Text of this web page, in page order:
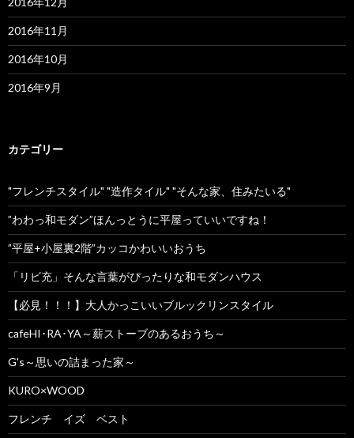
2016年11月
2016年10月
2016年9月
カテゴリー
"フレンチスタイル" "造作タイル" "そんな家、住みたいる"
”わわっ和モダン”ほんっとうに平屋っていいですね！
”平屋+小屋裏2階”カッコかわいいおうち
「リビ充」そんな言葉がぴったりな和モダンハウス
【必見！！！】大人かっこいいブルックリンスタイル
cafeHI･RA･YA～薪ストーブのあるおうち～
G's～思いの詰まった家～
KURO×WOOD
フレンチ イズ ベスト